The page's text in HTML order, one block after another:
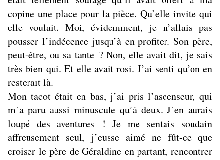
copine une place pour la pièce. Qu’elle invite qui
elle voulait. Moi, évidemment, je n’allais pas
pousser l’indécence jusqu’à en profiter. Son père,
peut-être, ou sa tante ? Non, elle avait dit, je sais
très bien qui. Et elle avait rosi. J’ai senti qu’on en
resterait là.
Mon tacot était en bas, j’ai pris l’ascenseur, qui
m’a paru aussi minuscule qu’à deux. J’en aurais
loupé des aventures ! Je me sentais soudain
affreusement seul, j’eusse aimé ne fût-ce que
croiser le père de Géraldine en partant, rencontrer